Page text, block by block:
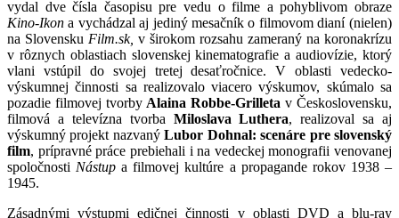
vydal dve čísla časopisu pre vedu o filme a pohyblivom obraze
Kino-Ikon a vychádzal aj jediný mesačník o filmovom dianí (nielen)
na Slovensku Film.sk, v širokom rozsahu zameraný na koronakrízu
v rôznych oblastiach slovenskej kinematografie a audiovízie, ktorý
vlani vstúpil do svojej tretej desaťročnice. V oblasti vedecko-
výskumnej činnosti sa realizovalo viacero výskumov, skúmalo sa
pozadie filmovej tvorby Alaina Robbe-Grilleta v Československu,
filmová a televízna tvorba Miloslava Luthera, realizoval sa aj
výskumný projekt nazvanýLubor Dohnal: scenáre pre slovenský
film, prípravné práce prebiehali i na vedeckej monografii venovanej
spoločnosti Nástup a filmovej kultúre a propagande rokov 1938 –
1945.
Zásadnými výstupmi edičnej činnosti v oblasti DVD a blu-ray